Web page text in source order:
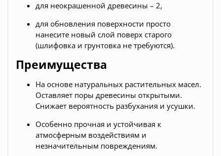
для неокрашенной древесины – 2,
для обновления поверхности просто
нанесите новый слой поверх старого
(шлифовка и грунтовка не требуются).
Преимущества
На основе натуральных растительных масел.
Оставляет поры древесины открытыми.
Снижает вероятность разбухания и усушки.
Особенно прочная и устойчивая к
атмосферным воздействиям и
незначительным повреждениям.